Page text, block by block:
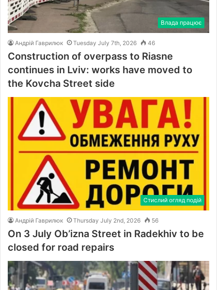
Влада працює
Андрій Гаврилюк Tuesday July 7th, 2026 46
Construction of overpass to Riasne
continues in Lviv: works have moved to
the Kovcha Street side
Стислий огляд подій
Андрій Гаврилюк Thursday July 2nd, 2026 56
On 3 July Ob’izna Street in Radekhiv to be
closed for road repairs